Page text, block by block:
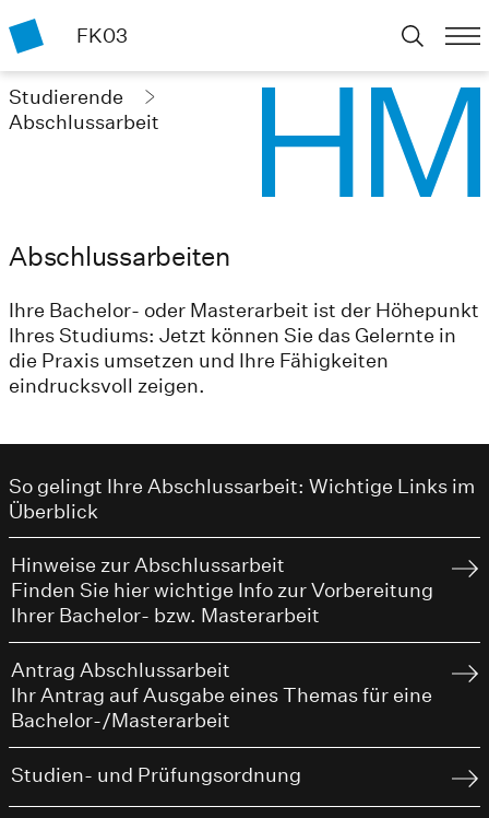
FK03
Studierende
Abschlussarbeit
Abschlussarbeiten
Ihre Bachelor- oder Masterarbeit ist der Höhepunkt
Ihres Studiums: Jetzt können Sie das Gelernte in
die Praxis umsetzen und Ihre Fähigkeiten
eindrucksvoll zeigen.
So gelingt Ihre Abschlussarbeit: Wichtige Links im
Überblick
Hinweise zur Abschlussarbeit
Finden Sie hier wichtige Info zur Vorbereitung
Ihrer Bachelor- bzw. Masterarbeit
Antrag Abschlussarbeit
Ihr Antrag auf Ausgabe eines Themas für eine
Bachelor-/Masterarbeit
Studien- und Prüfungsordnung